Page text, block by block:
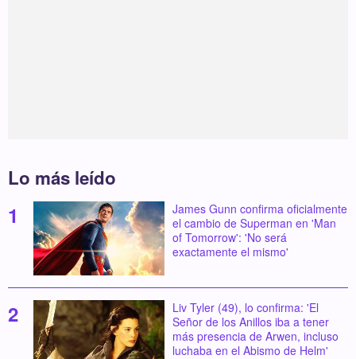
Lo más leído
James Gunn confirma oficialmente
el cambio de Superman en 'Man
of Tomorrow': 'No será
exactamente el mismo'
Liv Tyler (49), lo confirma: 'El
Señor de los Anillos iba a tener
más presencia de Arwen, incluso
luchaba en el Abismo de Helm'